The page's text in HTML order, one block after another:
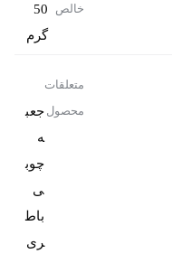
خالص
50
گرم
متعلقات
محصول جعب
ه
چوب
باط
ری